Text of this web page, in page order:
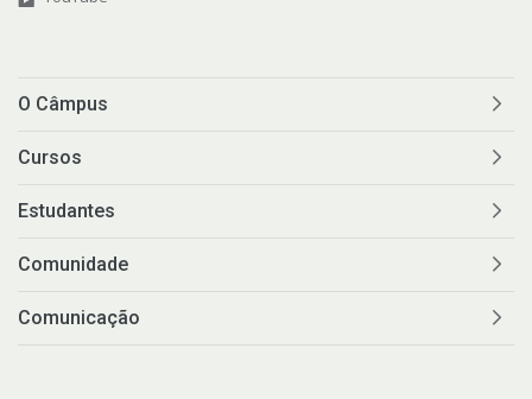
O Câmpus
Cursos
Estudantes
Comunidade
Comunicação